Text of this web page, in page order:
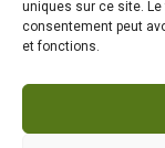
uniques sur ce site.
consentement peut
et fonctions.